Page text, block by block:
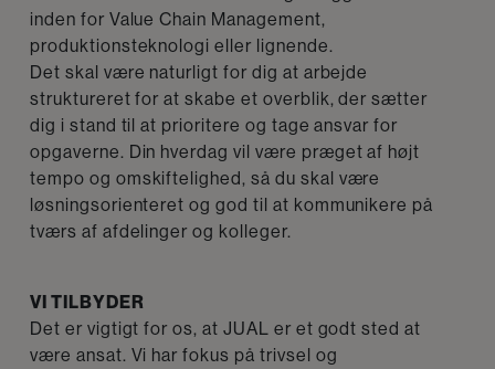
inden for Value Chain Management,
produktionsteknologi eller lignende.
Det skal være naturligt for dig at arbejde
struktureret for at skabe et overblik, der sætter
dig i stand til at prioritere og tage ansvar for
opgaverne. Din hverdag vil være præget af højt
tempo og omskiftelighed, så du skal være
løsningsorienteret og god til at kommunikere på
tværs af afdelinger og kolleger.
VI TILBYDER
Det er vigtigt for os, at JUAL er et godt sted at
være ansat. Vi har fokus på trivsel og